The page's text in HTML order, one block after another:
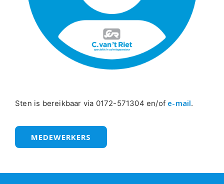
Sten is bereikbaar via 0172-571304 en/of e-mail.
MEDEWERKERS